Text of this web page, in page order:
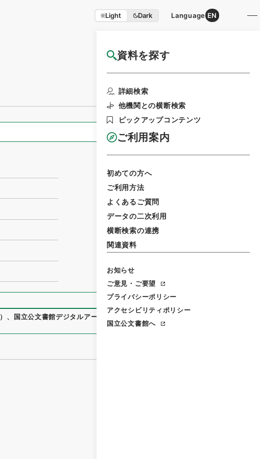
Light Dark Language EN
資料を探す
詳細検索
他機関との横断検索
ピックアップコンテンツ
ご利用案内
初めての方へ
ご利用方法
よくあるご質問
データの二次利用
横断検索の連携
関連資料
お知らせ
ご意見・ご要望
プライバシーポリシー
アクセシビリティポリシー
国立公文書館へ
国立公文書館HP利用案内
全ての情報
） 、 国立公文書館デジタルアーカイブ